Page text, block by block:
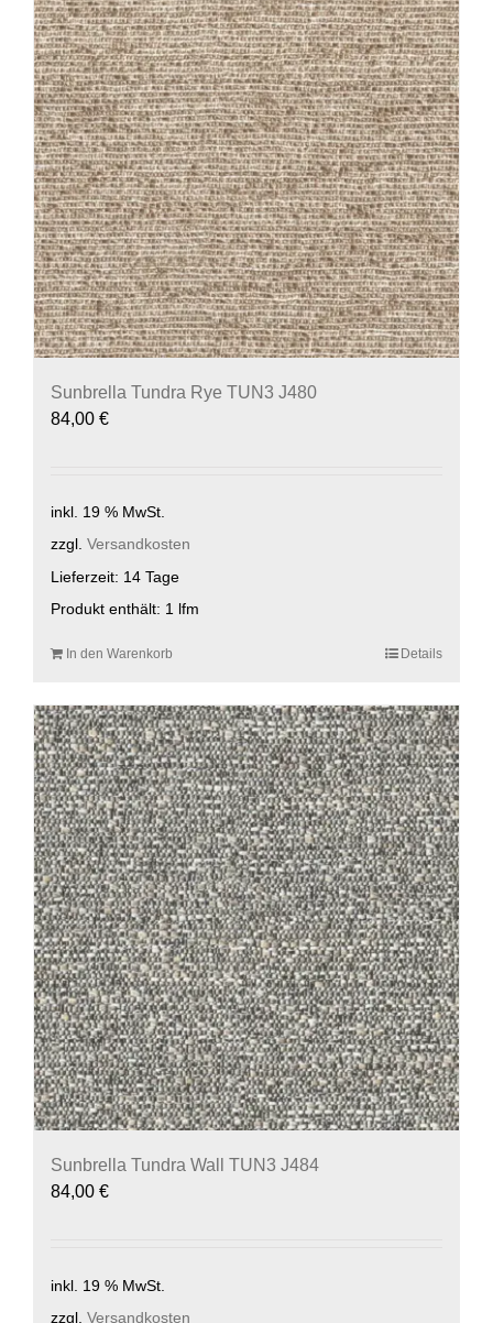
Sunbrella Tundra Rye TUN3 J480
84,00 €
inkl. 19 % MwSt.
zzgl. Versandkosten
Lieferzeit: 14 Tage
Produkt enthält: 1 lfm
In den Warenkorb Details
Sunbrella Tundra Wall TUN3 J484
84,00 €
inkl. 19 % MwSt.
zzgl. Versandkosten